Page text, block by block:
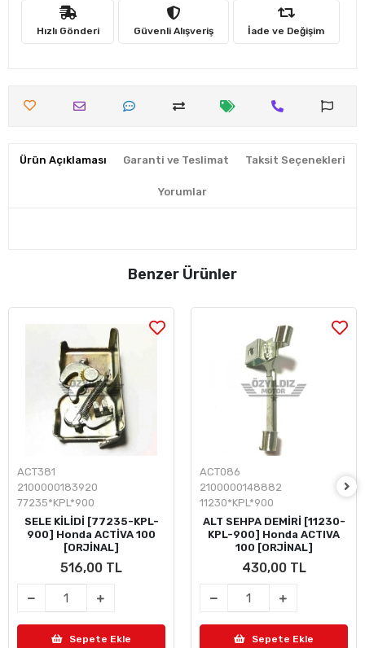
Hızlı Gönderi Güvenli Alışveriş İade ve Değişim
Ürün Açıklaması Garanti ve Teslimat Taksit Seçenekleri
Yorumlar
Benzer Ürünler
ACT381
2100000183920
77235*KPL*900
SELE KİLİDİ [77235-KPL-
900] Honda ACTİVA 100
[ORJİNAL]
516,00 TL
Sepete Ekle
ACT086
2100000148882
11230*KPL*900
ALT SEHPA DEMİRİ [11230-
KPL-900] Honda ACTIVA
100 [ORJİNAL]
430,00 TL
Sepete Ekle